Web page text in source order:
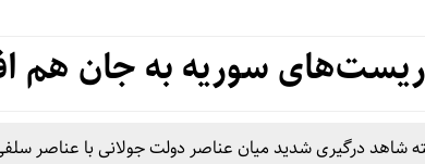
سوریه به جان هم
شاهد درگیری شدید میان عناصر دولت جولانی با عناصر